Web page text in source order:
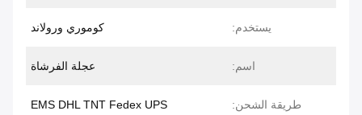
يستخدم: كوموري ورولاند
اسم: عجلة الفرشاة
طريقة الشحن: EMS DHL TNT Fedex UPS